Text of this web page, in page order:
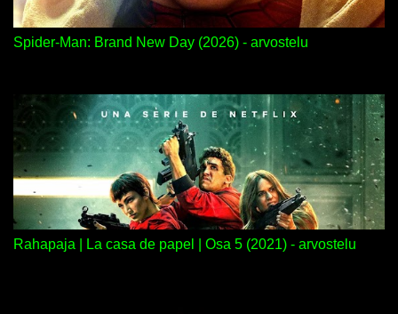
Spider-Man: Brand New Day (2026) - arvostelu
Rahapaja | La casa de papel | Osa 5 (2021) - arvostelu